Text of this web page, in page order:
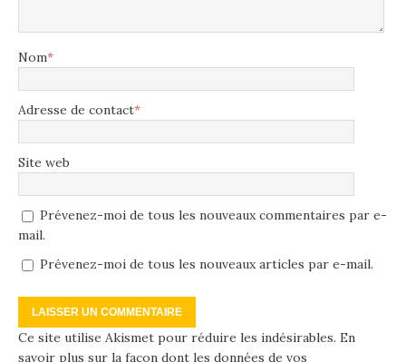
Nom*
Adresse de contact*
Site web
Prévenez-moi de tous les nouveaux commentaires par e-
mail.
Prévenez-moi de tous les nouveaux articles par e-mail.
Ce site utilise Akismet pour réduire les indésirables. En
savoir plus sur la façon dont les données de vos